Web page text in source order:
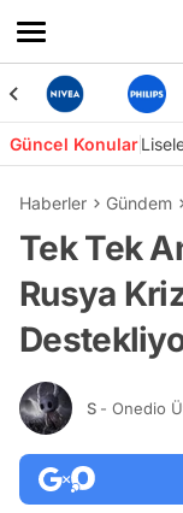
Güncel Konular
Haberler Gündem
Tek Tek
Rusya
S - Onedio